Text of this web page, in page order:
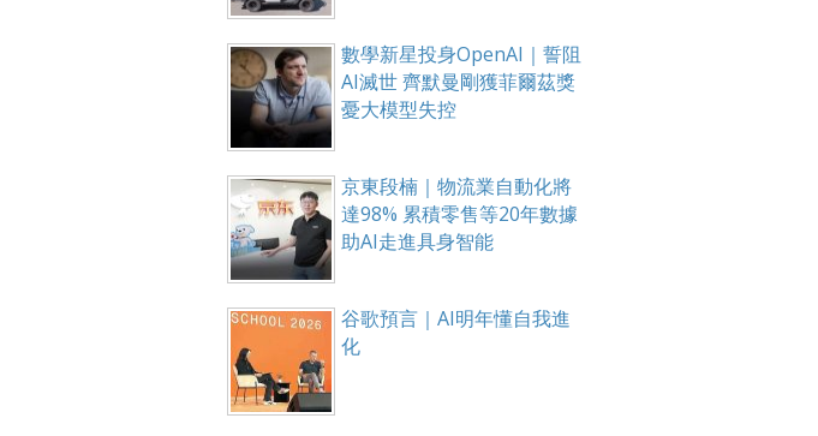
數學新星投身OpenAI｜誓阻
AI滅世 齊默曼剛獲菲爾茲獎
憂大模型失控
京東段楠｜物流業自動化將
達98% 累積零售等20年數據
助AI走進具身智能
谷歌預言｜AI明年懂自我進
化